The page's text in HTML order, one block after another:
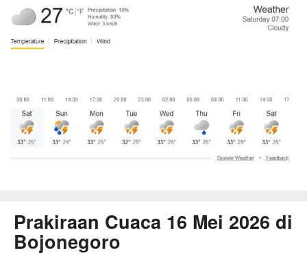
Prakiraan Cuaca 16 Mei 2026 di
Bojonegoro